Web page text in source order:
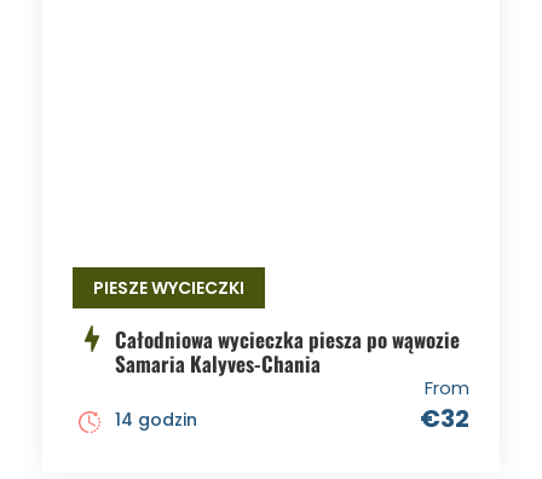
PIESZE WYCIECZKI
Całodniowa wycieczka piesza po wąwozie
Samaria Kalyves-Chania
From
€32
14 godzin